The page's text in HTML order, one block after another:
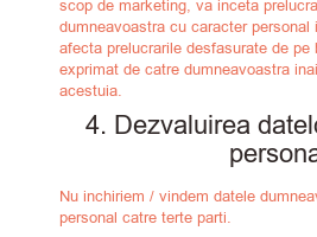
scop de marketing, va inceta
dumneavoastra cu caracter
afecta prelucrarile desfasurate de
exprimat de catre dumneavoastra
acestuia.
4. Dezvaluirea
Nu inchiriem / vindem datele
personal catre terte parti.